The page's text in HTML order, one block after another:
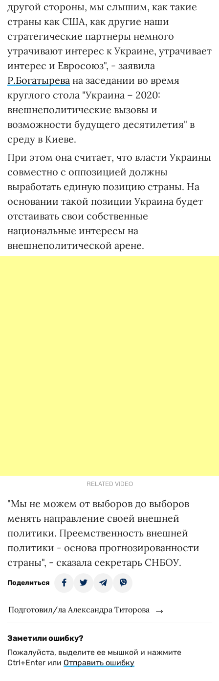
другой стороны, мы слышим, как такие
страны как США, как другие наши
стратегические партнеры немного
утрачивают интерес к Украине, утрачивает
интерес и Евросоюз", - заявила
Р.Богатырева на заседании во время
круглого стола "Украина – 2020:
внешнеполитические вызовы и
возможности будущего десятилетия" в
среду в Киеве.
При этом она считает, что власти Украины
совместно с оппозицией должны
выработать единую позицию страны. На
основании такой позиции Украина будет
отстаивать свои собственные
национальные интересы на
внешнеполитической арене.
RELATED VIDEO
"Мы не можем от выборов до выборов
менять направление своей внешней
политики. Преемственность внешней
политики - основа прогнозированности
страны", - сказала секретарь СНБОУ.
Поделиться
Подготовил/ла Александра Титорова
Заметили ошибку?
Пожалуйста, выделите ее мышкой и нажмите
Ctrl+Enter или Отправить ошибку